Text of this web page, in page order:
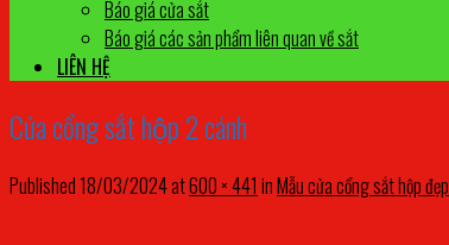
Báo giá cửa sắt
Báo giá các sản phẩm liên quan về sắt
LIÊN HỆ
Cửa cổng sắt hộp 2 cánh
Published18/03/2024at600 × 441 inMẫu cửa cổng sắt hộp đẹp